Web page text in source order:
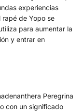
experiencias
rapé de Yopo se
para aumentar la
y entrar en
Peregrina
con un significado